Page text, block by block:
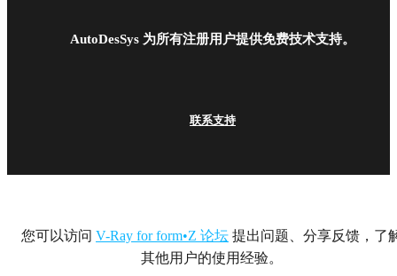
AutoDesSys 为所有注册用户提供免费技术支持。
联系支持
您可以访问 V-Ray for form•Z 论坛 提出问题、分享反馈，了
其他用户的使用经验。